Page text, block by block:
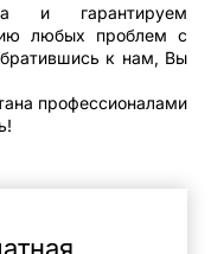
и гарантируем
любых проблем с
к нам, Вы
профессионалами